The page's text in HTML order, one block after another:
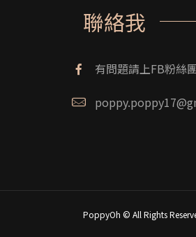
聯絡我
有問題請上FB粉絲
PoppyOh © All Rights